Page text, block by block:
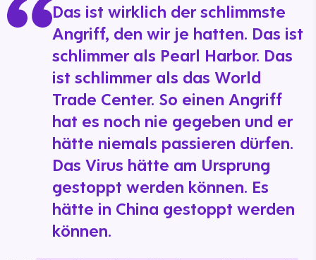
Das ist wirklich der schlimmste
Angriff, den wir je hatten. Das ist
schlimmer als Pearl Harbor. Das
ist schlimmer als das World
Trade Center. So einen Angriff
hat es noch nie gegeben und er
hätte niemals passieren dürfen.
Das Virus hätte am Ursprung
gestoppt werden können. Es
hätte in China gestoppt werden
können.